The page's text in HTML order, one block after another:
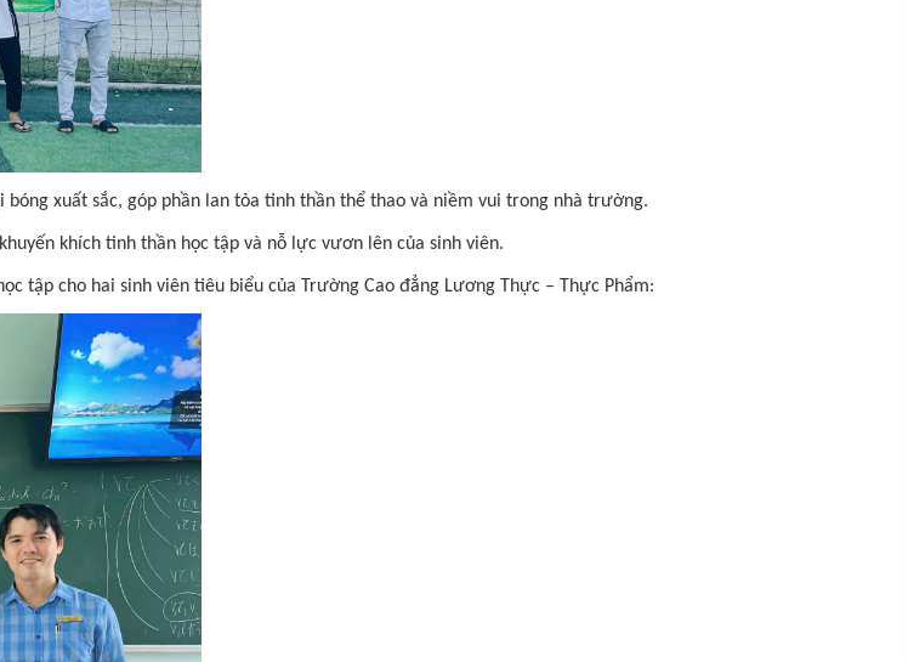
xuất sắc, góp phần lan tỏa tinh thần thể thao và niềm vui trong nhà trường.
khích tinh thần học tập và nỗ lực vươn lên của sinh viên.
tập cho hai sinh viên tiêu biểu của Trường Cao đẳng Lương Thực – Thực Phẩm: